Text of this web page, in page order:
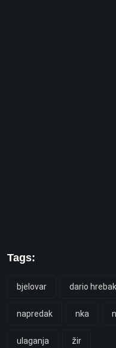
Tags:
bjelovar dario hrebak
napredak nka
ulaganja žir